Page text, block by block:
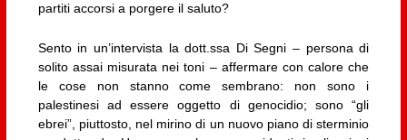
partiti accorsi a porgere il saluto?
Sento in un’intervista la dott.ssa Di Segni – persona di
solito assai misurata nei toni – affermare con calore che
le cose non stanno come sembrano: non sono i
palestinesi ad essere oggetto di genocidio; sono “gli
ebrei”, piuttosto, nel mirino di un nuovo piano di sterminio